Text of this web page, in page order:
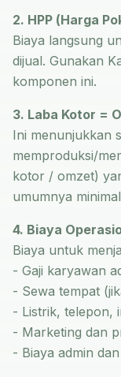
2. HPP (Harga
Biaya langsung
dijual. Gunakan
komponen ini.
3. Laba Kotor =
Ini menunjukkan
memproduksi/
kotor / omzet)
umumnya
4. Biaya
Biaya untuk
- Gaji karyawan
- Sewa tempat
- Listrik, telepon,
- Marketing dan
- Biaya admin